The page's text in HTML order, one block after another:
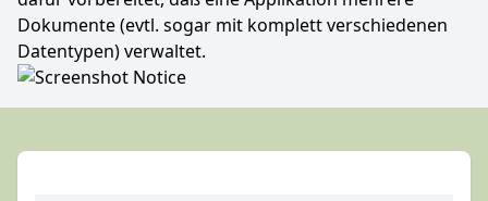
Dokumente (evtl. sogar mit komplett verschiedenen
Datentypen) verwaltet.